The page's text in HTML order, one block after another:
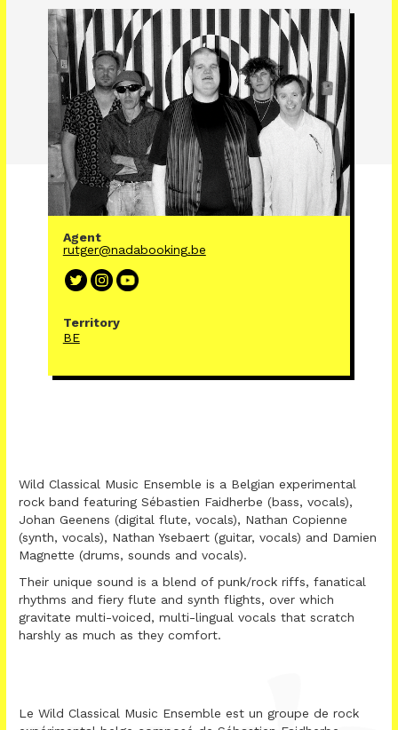
Agent
rutger@nadabooking.be
Territory
BE
Wild Classical Music Ensemble is a Belgian experimental
rock band featuring Sébastien Faidherbe (bass, vocals),
Johan Geenens (digital flute, vocals), Nathan Copienne
(synth, vocals), Nathan Ysebaert (guitar, vocals) and Damien
Magnette (drums, sounds and vocals).
Their unique sound is a blend of punk/rock riffs, fanatical
rhythms and fiery flute and synth flights, over which
gravitate multi-voiced, multi-lingual vocals that scratch
harshly as much as they comfort.
Le Wild Classical Music Ensemble est un groupe de rock